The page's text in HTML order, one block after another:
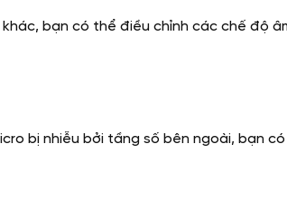
bạn có thể điều chỉnh các chế độ
bị nhiễu bởi tầng số bên ngoài, bạn